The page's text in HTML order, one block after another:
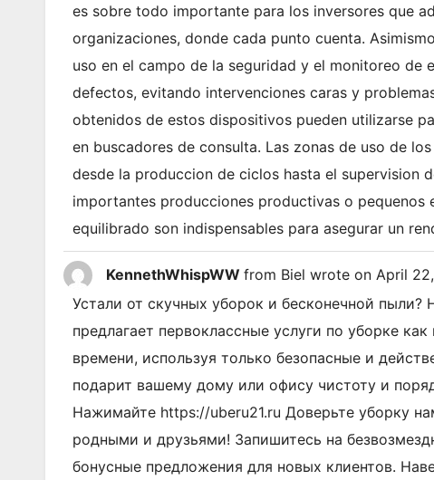
es sobre todo importante para los inversores que
organizaciones, donde cada punto cuenta.
uso en el campo de la seguridad y el monitoreo de
defectos, evitando intervenciones caras y
obtenidos de estos dispositivos pueden utilizarse
en buscadores de consulta. Las zonas de uso de
desde la produccion de ciclos hasta el supervision
importantes producciones productivas o pequenos
equilibrado son indispensables para asegurar un
KennethWhispWW from Biel wrote on April
Устали от скучных уборок и бесконечной
предлагает первоклассные услуги по уборке
времени, используя только безопасные и
подарит вашему дому или офису чистоту и
Нажимайте https://uberu21.ru Доверьте уборку
родными и друзьями! Запишитесь на
бонусные предложения для новых клиентов.